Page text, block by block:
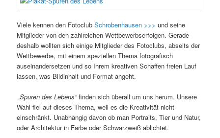
Viele kennen den FotoclubSchrobenhausen >>> und seine
Mitglieder von den zahlreichen Wettbewerbserfolgen. Gerade
deshalb wollten sich einige Mitglieder des Fotoclubs, abseits der
Wettbewerbe, mit einem speziellen Thema fotografisch
auseinandersetzen und so Ihrem kreativen Schaffen freien Lauf
lassen, was Bildinhalt und Format angeht.
„Spuren des Lebens“finden sich überall um uns herum. Unsere
Wahl fiel auf dieses Thema, weil es die Kreativität nicht
einschränkt. Unabhängig davon ob man Portraits, Tier und Natur,
oder Architektur in Farbe oder Schwarzweiß ablichtet.